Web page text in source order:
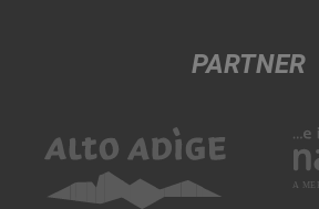
PARTNER